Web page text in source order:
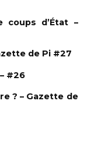
r
d’État –
de Pi #27
#26
? – Gazette de